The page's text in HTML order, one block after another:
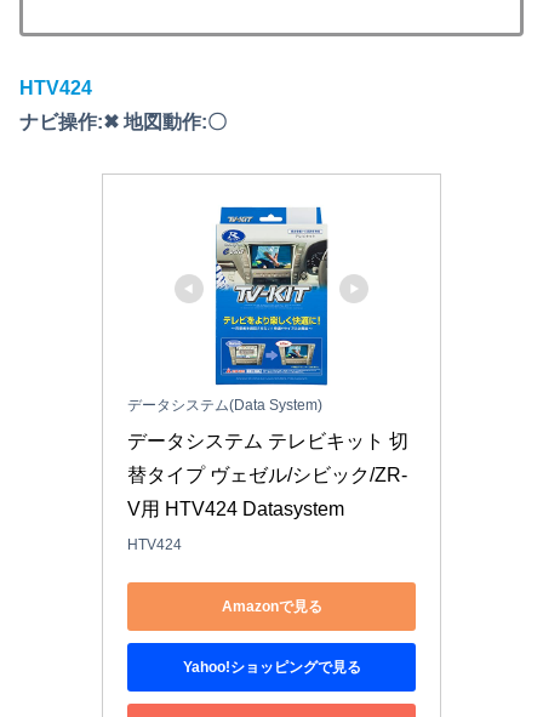
HTV424
ナビ操作:✖ 地図動作:〇
データシステム(Data System)
データシステム テレビキット 切
替タイプ ヴェゼル/シビック/ZR-
V用 HTV424 Datasystem
HTV424
Amazonで見る
Yahoo!ショッピングで見る